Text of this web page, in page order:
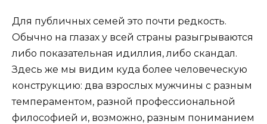
Для публичных семей это почти редкость.
Обычно на глазах у всей страны разыгрываются
либо показательная идиллия, либо скандал.
Здесь же мы видим куда более человеческую
конструкцию: два взрослых мужчины с разным
темпераментом, разной профессиональной
философией и, возможно, разным пониманием